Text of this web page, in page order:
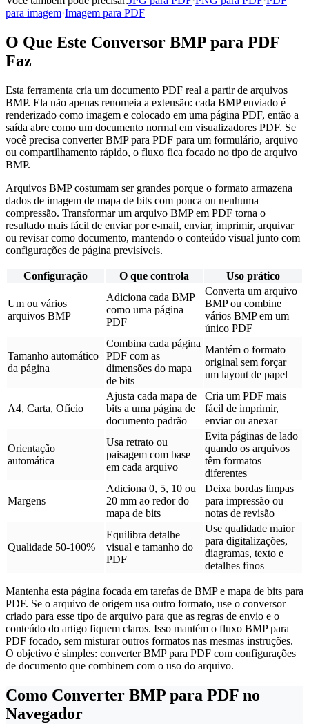
para imagem·Imagem para PDF
O Que Este Conversor BMP para PDF
Faz
Esta ferramenta cria um documento PDF real a partir de arquivos
BMP. Ela não apenas renomeia a extensão: cada BMP enviado é
renderizado como imagem e colocado em uma página PDF, então a
saída abre como um documento normal em visualizadores PDF. Se
você precisa converter BMP para PDF para um formulário, arquivo
ou compartilhamento rápido, o fluxo fica focado no tipo de arquivo
BMP.
Arquivos BMP costumam ser grandes porque o formato armazena
dados de imagem de mapa de bits com pouca ou nenhuma
compressão. Transformar um arquivo BMP em PDF torna o
resultado mais fácil de enviar por e-mail, enviar, imprimir, arquivar
ou revisar como documento, mantendo o conteúdo visual junto com
configurações de página previsíveis.
Configuração O que controla Uso prático
Um ou vários
arquivos BMP
Adiciona cada BMP
como uma página
PDF
Converta um arquivo
BMP ou combine
vários BMP em um
único PDF
Tamanho automático
da página
Combina cada página
PDF com as
dimensões do mapa
de bits
Mantém o formato
original sem forçar
um layout de papel
A4, Carta, Ofício
Ajusta cada mapa de
bits a uma página de
documento padrão
Cria um PDF mais
fácil de imprimir,
enviar ou anexar
Orientação
automática
Usa retrato ou
paisagem com base
em cada arquivo
Evita páginas de lado
quando os arquivos
têm formatos
diferentes
Margens
Adiciona 0, 5, 10 ou
20 mm ao redor do
mapa de bits
Deixa bordas limpas
para impressão ou
notas de revisão
Qualidade 50-100%
Equilibra detalhe
visual e tamanho do
PDF
Use qualidade maior
para digitalizações,
diagramas, texto e
detalhes finos
Mantenha esta página focada em tarefas de BMP e mapa de bits para
PDF. Se o arquivo de origem usa outro formato, use o conversor
criado para esse tipo de arquivo para que as regras de envio e o
conteúdo do artigo fiquem claros. Isso mantém o fluxo BMP para
PDF focado, sem misturar outros formatos nas mesmas instruções.
O objetivo é simples: converter BMP para PDF com configurações
de documento que combinem com o uso do arquivo.
Como Converter BMP para PDF no
Navegador